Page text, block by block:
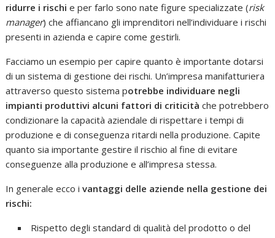
ridurre i rischi e per farlo sono nate figure specializzate (risk
manager) che affiancano gli imprenditori nell’individuare i rischi
presenti in azienda e capire come gestirli.
Facciamo un esempio per capire quanto è importante dotarsi
di un sistema di gestione dei rischi. Un’impresa manifatturiera
attraverso questo sistema potrebbe individuare negli
impianti produttivi alcuni fattori di criticità che potrebbero
condizionare la capacità aziendale di rispettare i tempi di
produzione e di conseguenza ritardi nella produzione. Capite
quanto sia importante gestire il rischio al fine di evitare
conseguenze alla produzione e all’impresa stessa.
In generale ecco ivantaggi delle aziende nella gestione dei
rischi:
Rispetto degli standard di qualità del prodotto o del